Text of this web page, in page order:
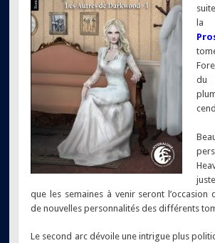
la
du
que les semaines à venir seront l’occasion
de nouvelles personnalités des différents
Le second arc dévoile une intrigue plus